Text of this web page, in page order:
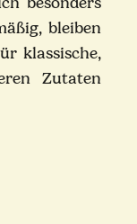
bleiben
klassische,
Zutaten